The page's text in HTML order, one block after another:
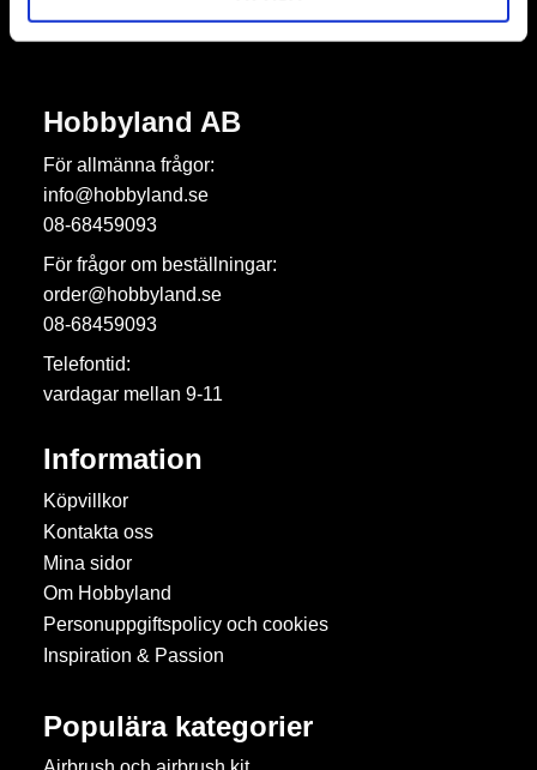
Hobbyland AB
För allmänna frågor:
info@hobbyland.se
08-68459093
För frågor om beställningar:
order@hobbyland.se
08-68459093
Telefontid:
vardagar mellan 9-11
Information
Köpvillkor
Kontakta oss
Mina sidor
Om Hobbyland
Personuppgiftspolicy och cookies
Inspiration & Passion
Populära kategorier